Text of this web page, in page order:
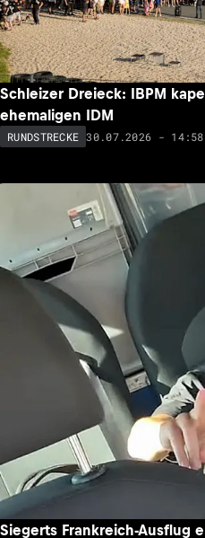
Schleizer Dreieck: IBPM
ehemaligen IDM
RUNDSTRECKE 30.07.2026 - 14:58
Siegerts Frankreich-Ausflug